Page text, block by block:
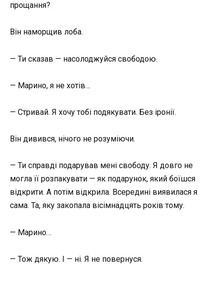
прощання?
Він наморщив лоба.
— Ти сказав — насолоджуйся свободою.
— Марино, я не хотів…
— Стривай. Я хочу тобі подякувати. Без іронії.
Він дивився, нічого не розуміючи.
— Ти справді подарував мені свободу. Я довго не
могла її розпакувати — як подарунок, який боїшся
відкрити. А потім відкрила. Всередині виявилася я
сама. Та, яку закопала вісімнадцять років тому.
— Марино…
— Тож дякую. І — ні. Я не повернуся.